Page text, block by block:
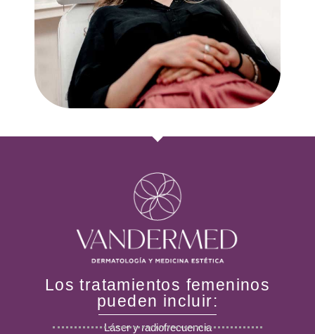
Los tratamientos femeninos
pueden incluir:
Láser y radiofrecuencia